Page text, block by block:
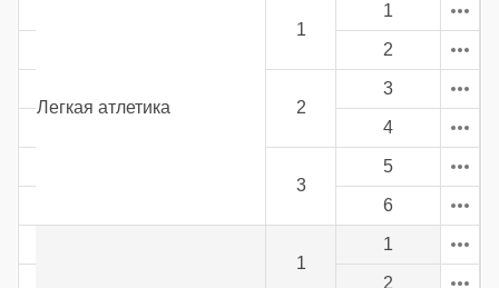
Легкая атлетика
1
1
2
2
3
4
3
5
6
1
1
2